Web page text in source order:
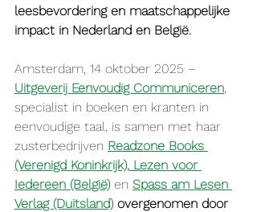
leesbevordering en maatschappelijke
impact in Nederland en België.
Amsterdam, 14 oktober 2025 –
Uitgeverij Eenvoudig Communiceren,
specialist in boeken en kranten in
eenvoudige taal, is samen met haar
zusterbedrijven Readzone Books
(Verenigd Koninkrijk), Lezen voor
Iedereen (België) en Spass am Lesen
Verlag (Duitsland) overgenomen door